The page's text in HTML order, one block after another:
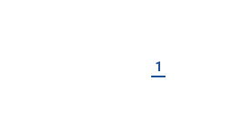
1